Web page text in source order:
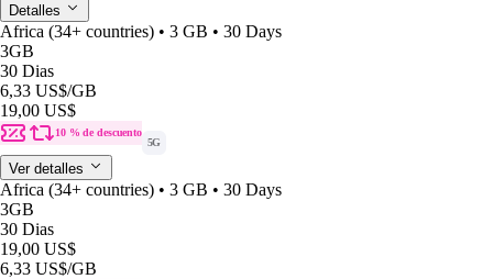
Detalles
Africa (34+ countries) • 3 GB • 30 Days
3GB
30 Dias
6,33 US$/GB
19,00 US$
10 % de descuento
5G
Ver detalles
Africa (34+ countries) • 3 GB • 30 Days
3GB
30 Dias
19,00 US$
6,33 US$/GB